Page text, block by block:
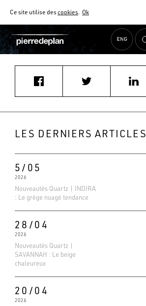
Ce site utilise descookies. Ok
AIDE AU CHOIX
Accueil Actualités
LES DERNIERS ARTICLES
5/05
2026
Nouveautés Quartz | INDIRA
: Le grège nuagé tendance
28/04
2026
Nouveautés Quartz |
SAVANNAH : Le beige
chaleureux
20/04
2026